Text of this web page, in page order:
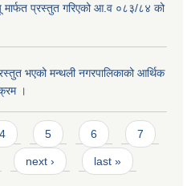
प्रस्तुत गरिएको आ.व ०८३/८४ को
भएको मन्थली नगरपालिकाको आर्थिक
।
4 5 6 7
next › last »